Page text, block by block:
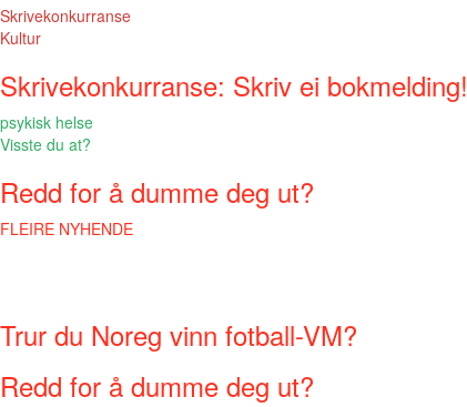
Skrivekonkurranse
Kultur
Skrivekonkurranse: Skriv ei bokmelding!
psykisk helse
Visste du at?
Redd for å dumme deg ut?
FLEIRE NYHENDE
Trur du Noreg vinn fotball-VM?
Redd for å dumme deg ut?